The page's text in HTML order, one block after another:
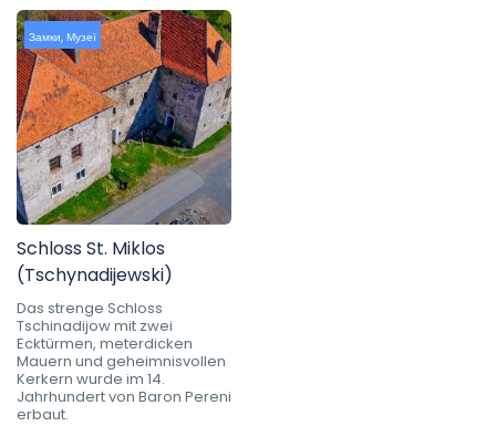
Замки, Музеї
Schloss St. Miklos
(Tschynadijewski)
Das strenge Schloss
Tschinadijow mit zwei
Ecktürmen, meterdicken
Mauern und geheimnisvollen
Kerkern wurde im 14.
Jahrhundert von Baron Pereni
erbaut.